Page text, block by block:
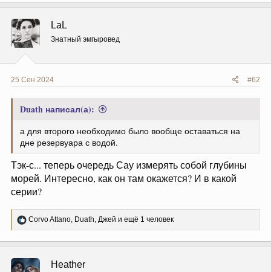
ц
и
и
:
LaL
Знатный эмгыровед
25 Сен 2024 #62
Duath написал(а):
а для второго необходимо было вообще оставаться на
дне резервуара с водой.
Тэк-с... теперь очередь Сау измерять собой глубины
морей. Интересно, как он там окажется? И в какой
серии?
Р
е
ц
и
Corvo Attano, Duath, Джей и ещё 1 человек
Heather